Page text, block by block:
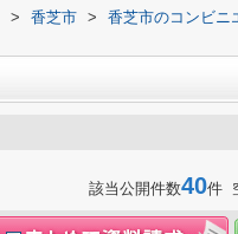
> 香芝市 > 香芝市のコンビニ
該当公開件数40件